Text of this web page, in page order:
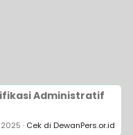
Administratif
· Cek di DewanPers.or.id